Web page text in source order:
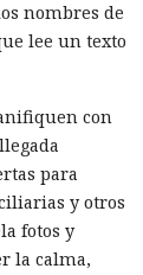
el código
así
Los datos
la red
repositorios
Here We
el
nombres de
lee un texto
con
para
y otros
fotos y
la calma,